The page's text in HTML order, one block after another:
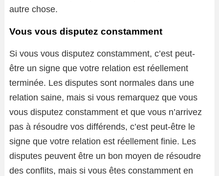
autre chose.
Vous vous disputez constamment
Si vous vous disputez constamment, c’est peut-
être un signe que votre relation est réellement
terminée. Les disputes sont normales dans une
relation saine, mais si vous remarquez que vous
vous disputez constamment et que vous n’arrivez
pas à résoudre vos différends, c’est peut-être le
signe que votre relation est réellement finie. Les
disputes peuvent être un bon moyen de résoudre
des conflits, mais si vous êtes constamment en